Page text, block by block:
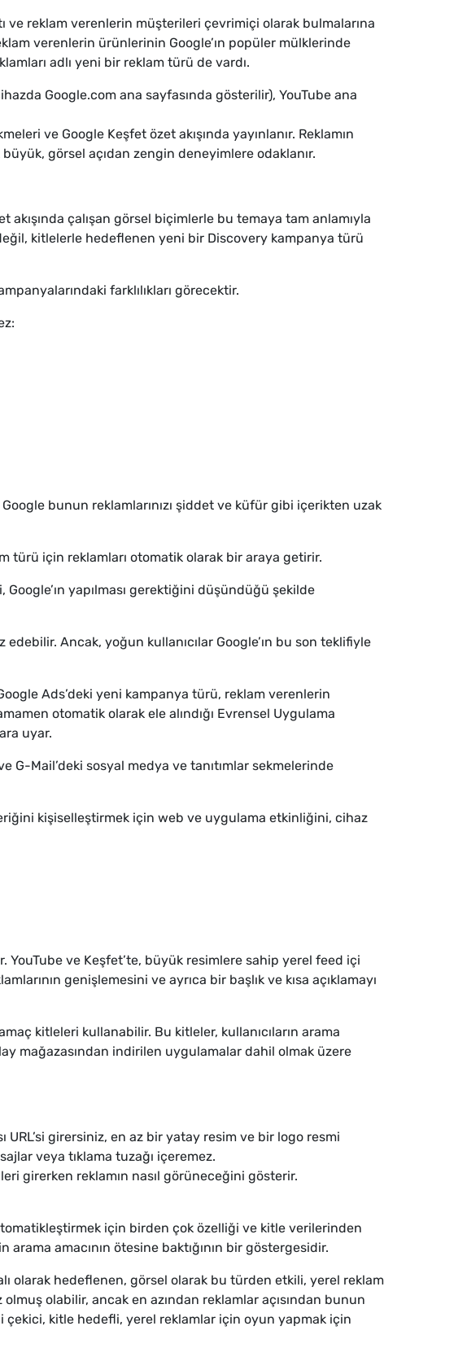
ve reklam verenlerin müşterileri çevrimiçi olarak bulmalarına
verenlerin ürünlerinin Google’ın popüler mülklerinde
adlı yeni bir reklam türü de vardı.
Google.com ana sayfasında gösterilir), YouTube ana
ve Google Keşfet özet akışında yayınlanır. Reklamın
görsel açıdan zengin deneyimlere odaklanır.
akışında çalışan görsel biçimlerle bu temaya tam anlamıyla
kitlelerle hedeflenen yeni bir Discovery kampanya türü
farklılıkları görecektir.
bunun reklamlarınızı şiddet ve küfür gibi içerikten uzak
türü için reklamları otomatik olarak bir araya getirir.
yapılması gerektiğini düşündüğü şekilde
Ancak, yoğun kullanıcılar Google’ın bu son teklifiyle
Ads’deki yeni kampanya türü, reklam verenlerin
otomatik olarak ele alındığı Evrensel Uygulama
uyar.
G-Mail’deki sosyal medya ve tanıtımlar sekmelerinde
kişiselleştirmek için web ve uygulama etkinliğini, cihaz
YouTube ve Keşfet’te, büyük resimlere sahip yerel feed içi
genişlemesini ve ayrıca bir başlık ve kısa açıklamayı
kitleleri kullanabilir. Bu kitleler, kullanıcıların arama
mağazasından indirilen uygulamalar dahil olmak üzere
URL’si girersiniz, en az bir yatay resim ve bir logo resmi
veya tıklama tuzağı içeremez.
girerken reklamın nasıl görüneceğini gösterir.
için birden çok özelliği ve kitle verilerinden
arama amacının ötesine baktığının bir göstergesidir.
olarak hedeflenen, görsel olarak bu türden etkili, yerel reklam
olabilir, ancak en azından reklamlar açısından bunun
çekici, kitle hedefli, yerel reklamlar için oyun yapmak için